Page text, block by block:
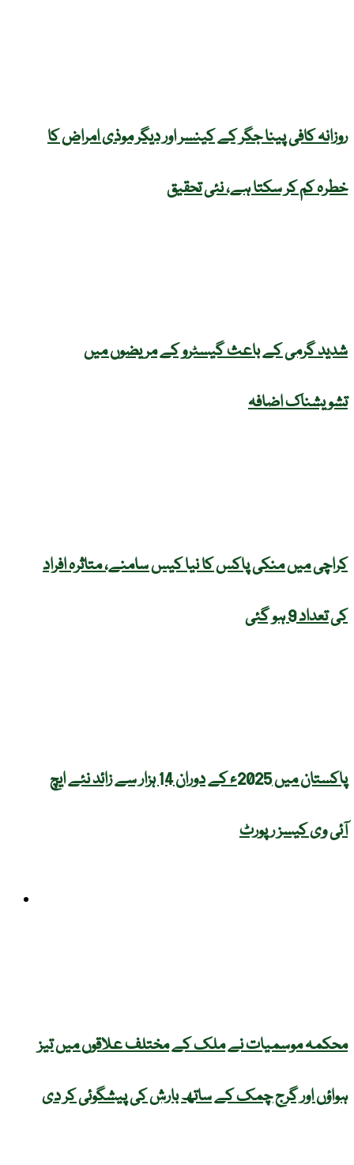
روزانہ کافی پینا جگر کے کینسر اور دیگر موذی امراض کا
خطرہ کم کر سکتا ہے، نئی تحقیق
شدید گرمی کے باعث گیسٹرو کے مریضوں میں
تشویشناک اضافہ
کراچی میں منکی پاکس کا نیا کیس سامنے، متاثرہ افراد
کی تعداد 9 ہو گئی
پاکستان میں 2025ء کے دوران 14 ہزار سے زائد نئے ایچ
آئی وی کیسز رپورٹ
محکمہ موسمیات نے ملک کے مختلف علاقوں میں تیز
ہواؤں اور گرج چمک کے ساتھ بارش کی پیشگوئی کر دی